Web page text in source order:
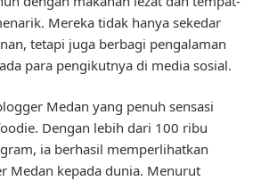
Mereka tidak hanya sekedar
tetapi juga berbagi pengalaman
para pengikutnya di media sosial.
Medan yang penuh sensasi
Dengan lebih dari 100 ribu
ia berhasil memperlihatkan
Medan kepada dunia. Menurut